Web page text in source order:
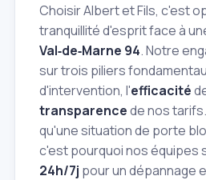
Choisir Albert et Fils, c'est
tranquillité d'esprit face à
Val‑de‑Marne 94. Notre
sur trois piliers
d'intervention, l'efficacité
transparencede nos
qu'une situation de porte
c'est pourquoi nos équipes
24h/7j pour un dépannage